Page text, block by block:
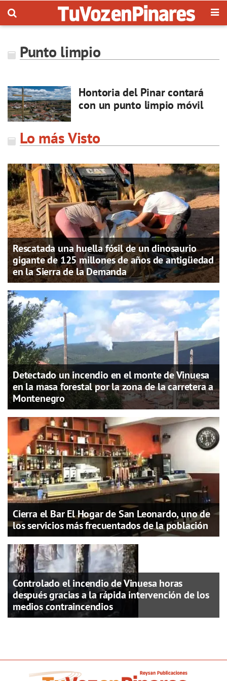
Punto limpio
Hontoria del Pinar contará
con un punto limpio móvil
Lo más Visto
Rescatada una huella fósil de un dinosaurio
gigante de 125 millones de años de antigüedad
en la Sierra de la Demanda
Detectado un incendio en el monte de Vinuesa
en la masa forestal por la zona de la carretera a
Montenegro
Cierra el Bar El Hogar de San Leonardo, uno de
los servicios más frecuentados de la población
Controlado el incendio de Vinuesa horas
después gracias a la rápida intervención de los
medios contraincendios